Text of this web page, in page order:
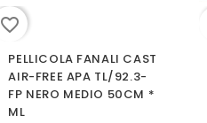
favorite_border
PELLICOLA FANALI CAST
AIR-FREE APA TL/92.3-
FP NERO MEDIO 50CM *
ML